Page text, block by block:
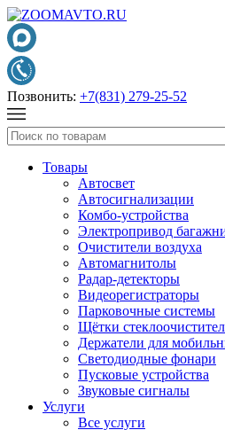
Позвонить: +7(831) 279-25-52
Товары
Автосвет
Автосигнализации
Комбо-устройства
Электропривод
Очистители воздуха
Автомагнитолы
Радар-детекторы
Видеорегистраторы
Парковочные системы
Щётки
Держатели для
Светодиодные фонари
Пусковые устройства
Звуковые сигналы
Услуги
Все услуги